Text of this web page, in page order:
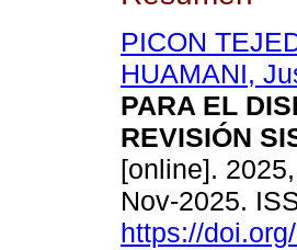
PICON
HUAMANI,
PARA EL
REVISIÓN
[online].
Nov-2025.
https://